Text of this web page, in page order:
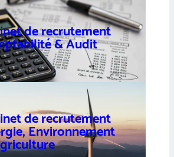
de recrutement
& Audit
de recrutement
Environnement